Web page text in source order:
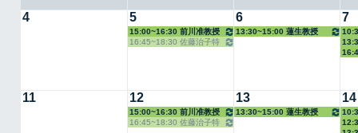
4 5
15:00~16:30 前川准教授
16:45~18:30 佐藤治子特
6
13:30~15:00 蓮生教授
7
授
11 12
15:00~16:30 前川准教授
16:45~18:30 佐藤治子特
13
13:30~15:00 蓮生教授
14
授